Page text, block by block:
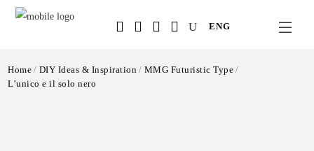
Salta
principale
ENG
Home DIY Ideas & Inspiration
MMG Futuristic Type
L’unico e il solo nero